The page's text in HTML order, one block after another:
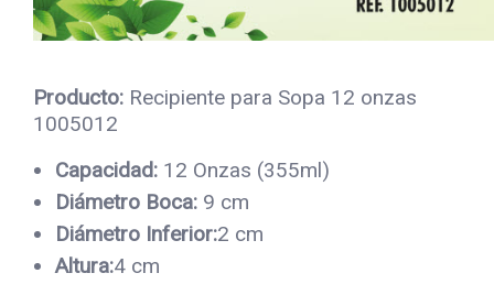
Producto: Recipiente para Sopa 12 onzas
1005012
Capacidad: 12 Onzas (355ml)
Diámetro Boca: 9 cm
Diámetro Inferior:2 cm
Altura:4 cm